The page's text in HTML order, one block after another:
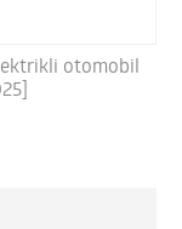
otomobil